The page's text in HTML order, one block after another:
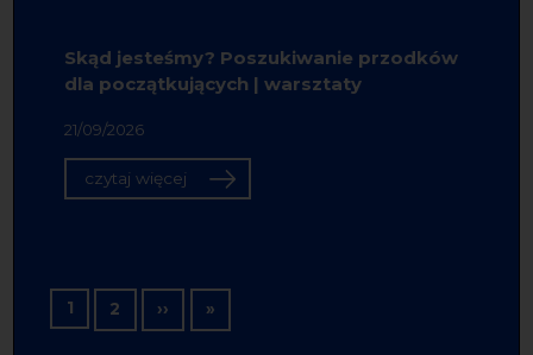
Skąd jesteśmy? Poszukiwanie przodków
dla początkujących | warsztaty
21/09/2026
czytaj więcej
Stronicowanie
1 2 ›› Następna strona
»Ostatnia strona